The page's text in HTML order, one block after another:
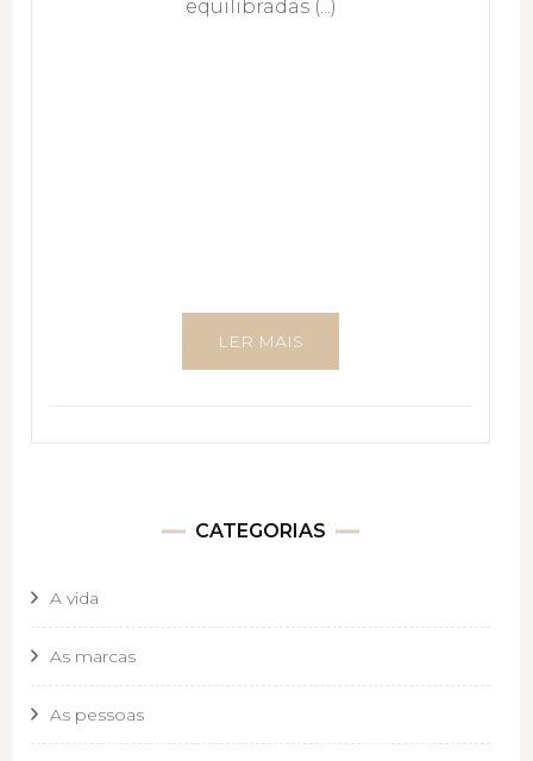
equilibradas (...)
LER MAIS
CATEGORIAS
A vida
As marcas
As pessoas